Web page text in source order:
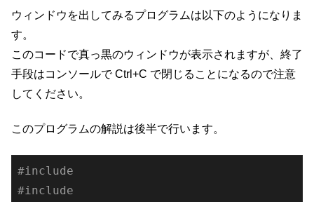
ウィンドウを出してみるプログラムは以下のようになりま
す。
このコードで真っ黒のウィンドウが表示されますが、終了
手段はコンソールで Ctrl+C で閉じることになるので注意
してください。
このプログラムの解説は後半で行います。
#include
#include